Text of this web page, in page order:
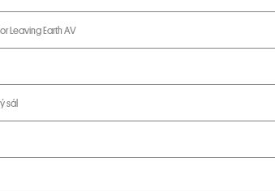
Leaving Earth AV
sál